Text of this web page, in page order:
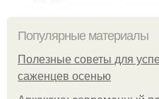
Популярные материалы
Полезные советы для
саженцев осенью